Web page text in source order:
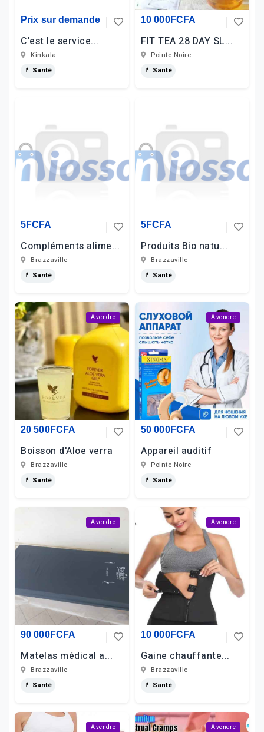
Prix sur demande
C'est le service...
Kinkala
💊 Santé
10 000FCFA
FIT TEA 28 DAY SL...
Pointe-Noire
💊 Santé
5FCFA
Compléments alime...
Brazzaville
💊 Santé
5FCFA
Produits Bio natu...
Brazzaville
💊 Santé
A vendre
20 500FCFA
Boisson d'Aloe verra
Brazzaville
💊 Santé
A vendre
50 000FCFA
Appareil auditif
Pointe-Noire
💊 Santé
A vendre
90 000FCFA
Matelas médical a...
Brazzaville
💊 Santé
A vendre
10 000FCFA
Gaine chauffante...
Brazzaville
💊 Santé
A vendre A vendre